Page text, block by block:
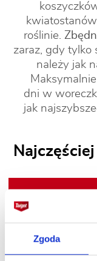
Zgoda
roślinie.
zaraz, gdy tylko
należy jak
dni w
jak